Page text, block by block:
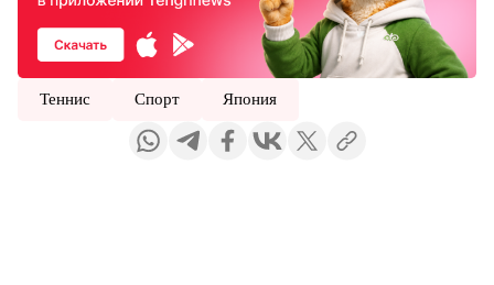
Теннис Спорт Япония